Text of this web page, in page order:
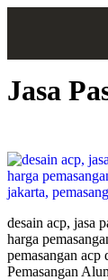
Jasa
desain acp, jasa
harga
pemasangan acp
Pemasangan